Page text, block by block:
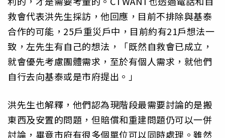
救會代表洪先生採訪，他回應，目前不排除與基泰
合作的可能，25戶重災戶中，目前約有21戶想法一
致，左先生有自己的想法，「既然自救會已成立，
就會優先考慮團體需求，至於有個人需求，就他們
自行去向基泰或是市府提出。」
洪先生也解釋，他們認為現階段最需要討論的是搬
東西及安置的問題，但賠償和重建問題仍可以一併
討論，畢竟市府有很多個單位可以同時處理。雖然